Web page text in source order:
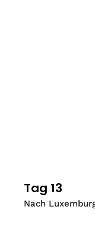
Tag 13
Nach